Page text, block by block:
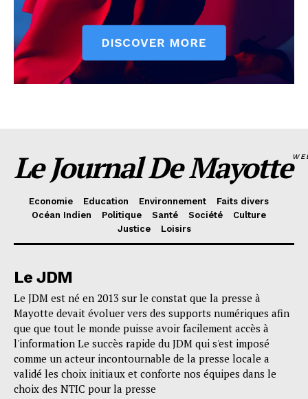
Le Journal De Mayotte
Economie Education Environnement
Faits divers
Océan Indien
Politique Santé Société
Culture
Justice
Loisirs
Le JDM
Le JDM est né en 2013 sur le constat que la presse à
Mayotte devait évoluer vers des supports numériques afin
que que tout le monde puisse avoir facilement accès à
l'information Le succès rapide du JDM qui s'est imposé
comme un acteur incontournable de la presse locale a
validé les choix initiaux et conforte nos équipes dans le
choix des NTIC pour la presse